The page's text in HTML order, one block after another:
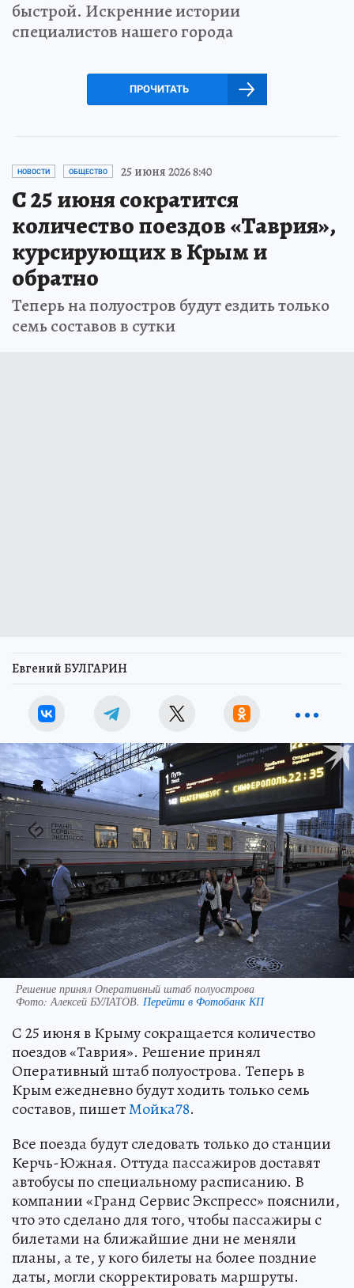
быстрой. Искренние истории
специалистов нашего города
ПРОЧИТАТЬ
НОВОСТИ ОБЩЕСТВО 25 июня 2026 8:40
С 25 июня сократится
количество поездов «Таврия»,
курсирующих в Крым и
обратно
Теперь на полуостров будут ездить только
семь составов в сутки
Евгений БУЛГАРИН
Решение принял Оперативный штаб полуострова
Фото: Алексей БУЛАТОВ. Перейти в Фотобанк КП
С 25 июня в Крыму сокращается количество
поездов «Таврия». Решение принял
Оперативный штаб полуострова. Теперь в
Крым ежедневно будут ходить только семь
составов, пишетМойка78.
Все поезда будут следовать только до станции
Керчь-Южная. Оттуда пассажиров доставят
автобусы по специальному расписанию. В
компании «Гранд Сервис Экспресс» пояснили,
что это сделано для того, чтобы пассажиры с
билетами на ближайшие дни не меняли
планы, а те, у кого билеты на более поздние
даты, могли скорректировать маршруты.